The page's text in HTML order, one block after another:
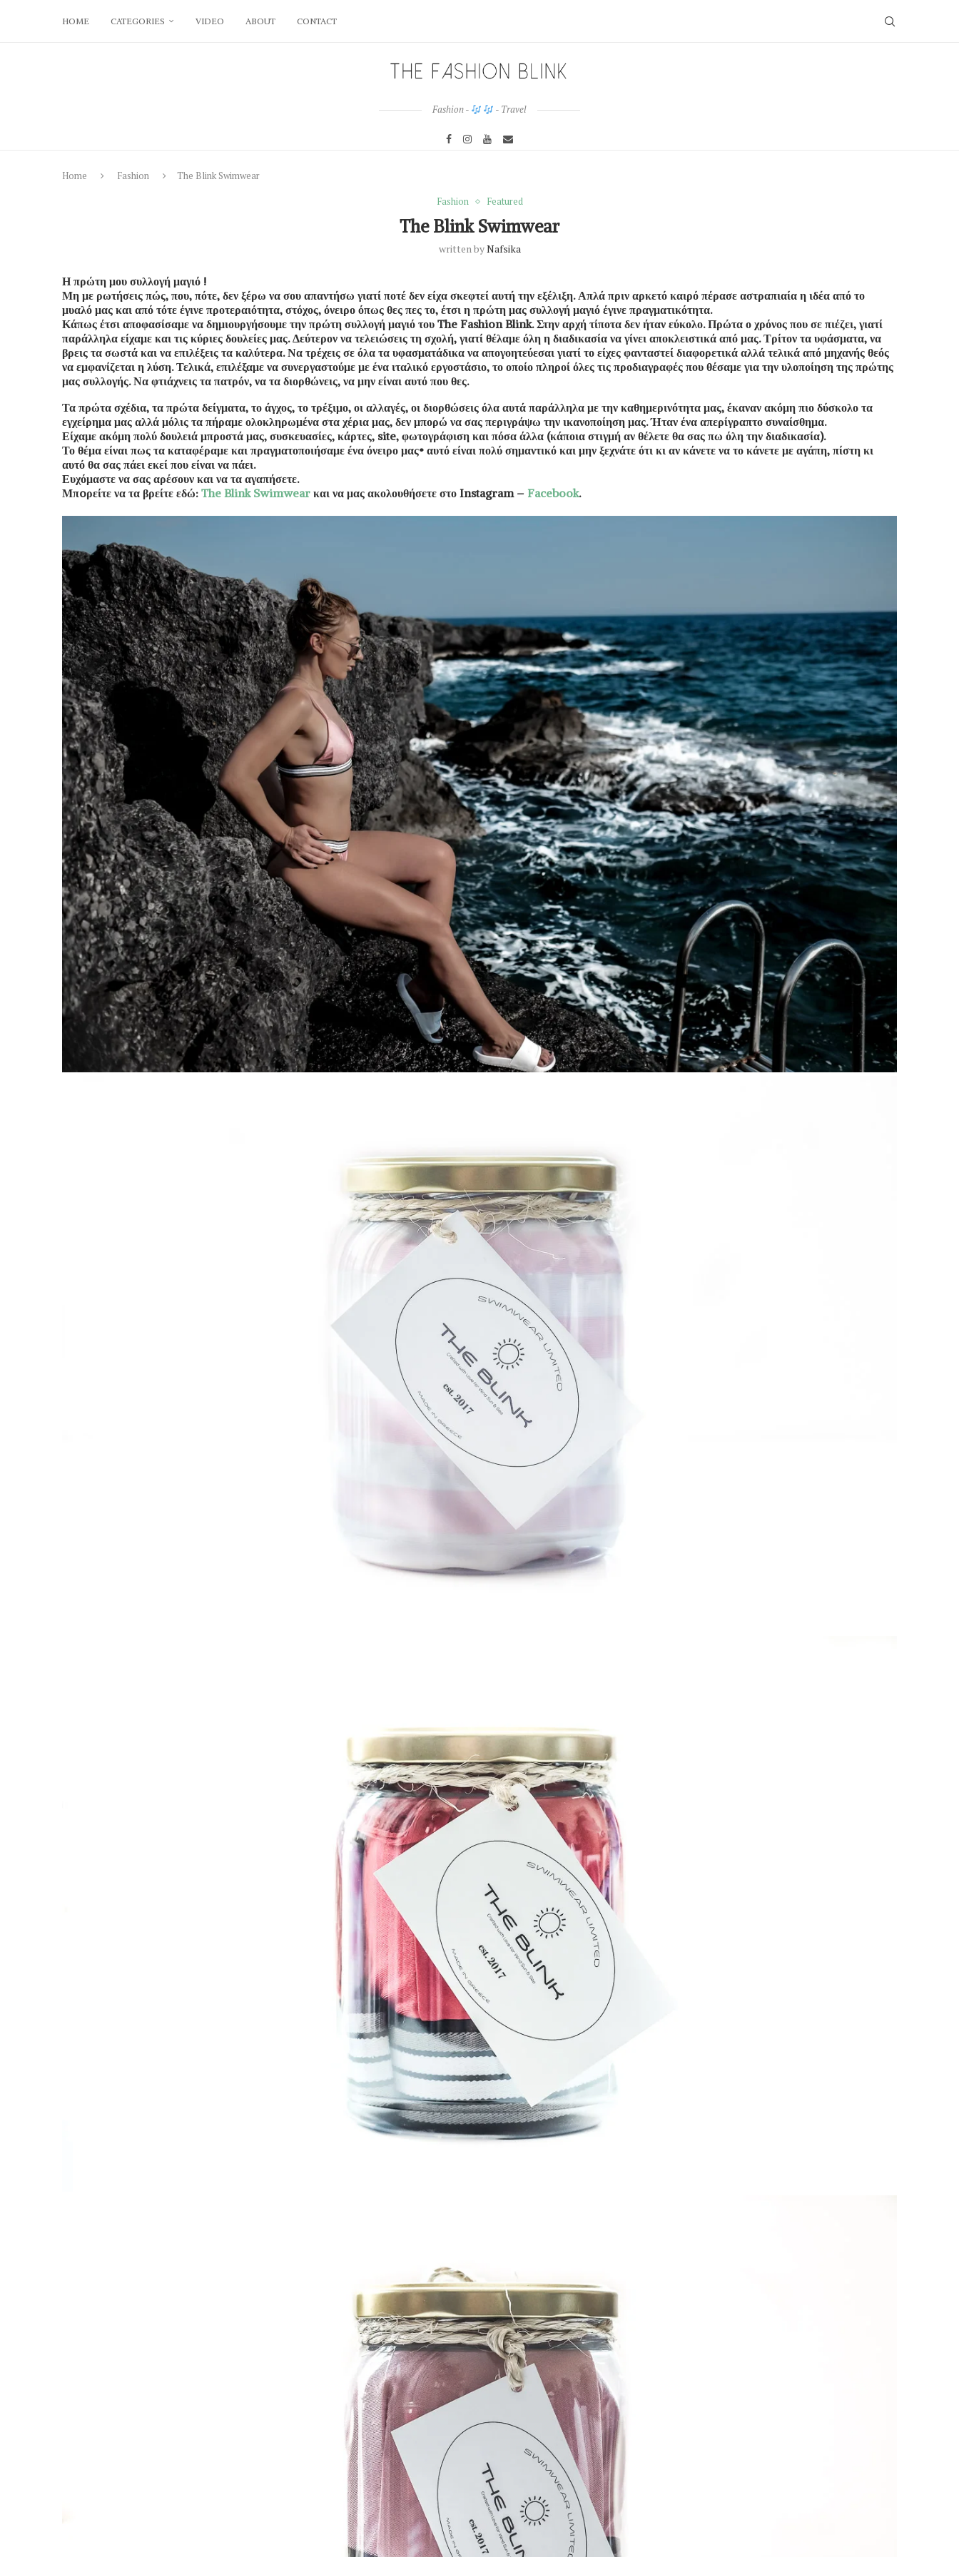
HOME CATEGORIES VIDEO ABOUT CONTACT
Fashion - - Travel
Home Fashion
The Blink Swimwear
Fashion
Featured
The Blink Swimwear
written byNafsika
Η πρώτη μου συλλογή μαγιό !
Μη με ρωτήσεις πώς, που, πότε, δεν ξέρω να σου απαντήσω γιατί ποτέ δεν είχα σκεφτεί αυτή την εξέλιξη. Απλά πριν αρκετό καιρό πέρασε αστραπιαία η ιδέα από το
μυαλό μας και από τότε έγινε προτεραιότητα, στόχος, όνειρο όπως θες πες το, έτσι η πρώτη μας συλλογή μαγιό έγινε πραγματικότητα.
Κάπως έτσι αποφασίσαμε να δημιουργήσουμε την πρώτη συλλογή μαγιό του The Fashion Blink. Στην αρχή τίποτα δεν ήταν εύκολο. Πρώτα ο χρόνος που σε πιέζει, γιατί
παράλληλα είχαμε και τις κύριες δουλείες μας. Δεύτερον να τελειώσεις τη σχολή, γιατί θέλαμε όλη η διαδικασία να γίνει αποκλειστικά από μας. Τρίτον τα υφάσματα, να
βρεις τα σωστά και να επιλέξεις τα καλύτερα. Να τρέχεις σε όλα τα υφασματάδικα να απογοητεύεσαι γιατί το είχες φανταστεί διαφορετικά αλλά τελικά από μηχανής θεός
να εμφανίζεται η λύση. Τελικά, επιλέξαμε να συνεργαστούμε με ένα ιταλικό εργοστάσιο, το οποίο πληροί όλες τις προδιαγραφές που θέσαμε για την υλοποίηση της πρώτης
μας συλλογής. Να φτιάχνεις τα πατρόν, να τα διορθώνεις, να μην είναι αυτό που θες.
Τα πρώτα σχέδια, τα πρώτα δείγματα, το άγχος, το τρέξιμο, οι αλλαγές, οι διορθώσεις όλα αυτά παράλληλα με την καθημερινότητα μας, έκαναν ακόμη πιο δύσκολο τα
εγχείρημα μας αλλά μόλις τα πήραμε ολοκληρωμένα στα χέρια μας, δεν μπορώ να σας περιγράψω την ικανοποίηση μας. Ήταν ένα απερίγραπτο συναίσθημα.
Είχαμε ακόμη πολύ δουλειά μπροστά μας, συσκευασίες, κάρτες, site, φωτογράφιση και πόσα άλλα (κάποια στιγμή αν θέλετε θα σας πω όλη την διαδικασία).
Το θέμα είναι πως τα καταφέραμε και πραγματοποιήσαμε ένα όνειρο μας• αυτό είναι πολύ σημαντικό και μην ξεχνάτε ότι κι αν κάνετε να το κάνετε με αγάπη, πίστη κι
αυτό θα σας πάει εκεί που είναι να πάει.
Ευχόμαστε να σας αρέσουν και να τα αγαπήσετε.
Μπoρείτε να τα βρείτε εδώ: The Blink Swimwear και να μας ακολουθήσετε στο Instagram – Facebook.